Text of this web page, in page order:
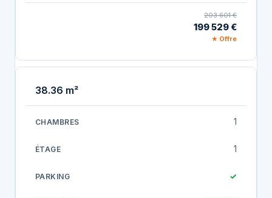
203 601 €
199 529 €
★ Offre
38.36 m²
1
1
✓